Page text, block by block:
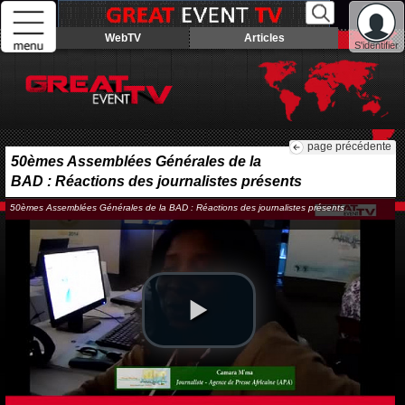
S'identifier
WebTV Articles
page précédente
50èmes Assemblées Générales de la
BAD : Réactions des journalistes présents
50èmes Assemblées Générales de la BAD : Réactions des journalistes présents